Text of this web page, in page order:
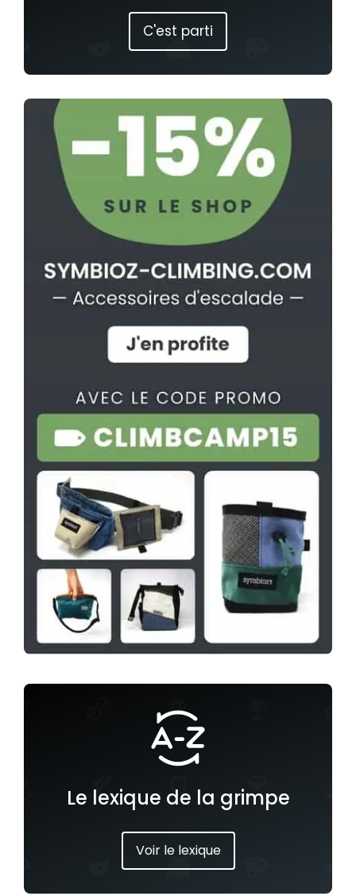
C'est parti
Le lexique de la grimpe
Voir le lexique